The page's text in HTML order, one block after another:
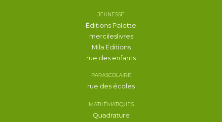
JEUNESSE
Éditions Palette
mercileslivres
Mila Éditions
rue des enfants
PARASCOLAIRE
rue des écoles
MATHÉMATIQUES
Quadrature